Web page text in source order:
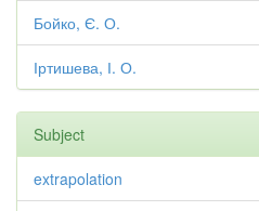
Бойко, Є. О.
Іртишева, І. О.
Subject
extrapolation